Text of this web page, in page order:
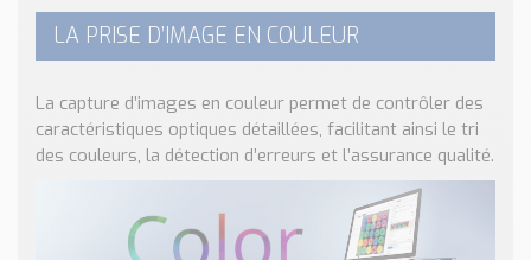
LA PRISE D’IMAGE EN COULEUR
La capture d’images en couleur permet de contrôler des
caractéristiques optiques détaillées, facilitant ainsi le tri
des couleurs, la détection d’erreurs et l’assurance qualité.